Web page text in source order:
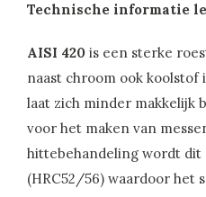
Technische informatie
AISI 420 is een sterke
naast chroom ook koolstof
laat zich minder makkelijk
voor het maken van
hittebehandeling wordt dit
(HRC52/56) waardoor het